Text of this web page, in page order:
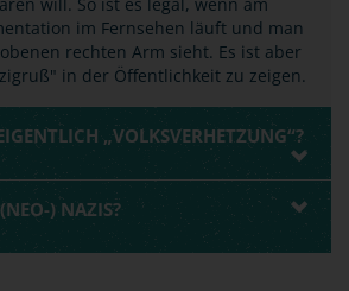
im Fernsehen läuft und man
rechten Arm sieht. Es ist aber
in der Öffentlichkeit zu zeigen.
„VOLKSVERHETZUNG“?
) NAZIS?